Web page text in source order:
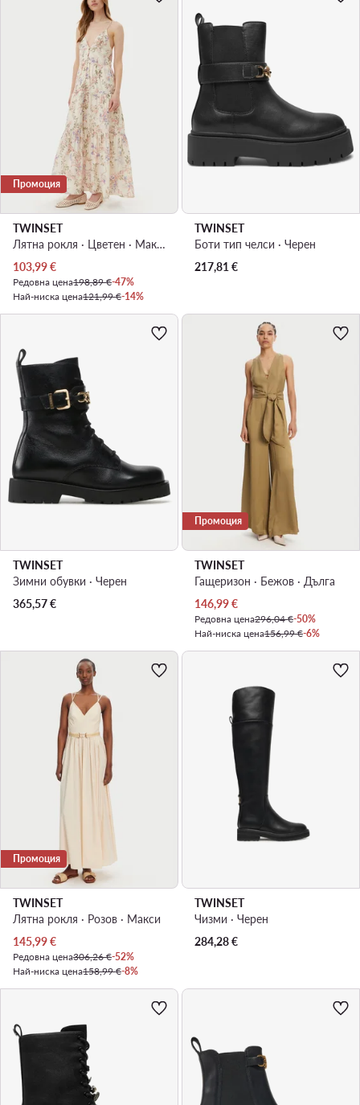
Промоция
TWINSET
Лятна рокля · Цветен · Макси
Актуална цена
103,99€
Редовна цена198,89 €-47%
Най-ниска цена121,99 €-14%
TWINSET
Боти тип челси · Черен
217,81 €
TWINSET
Зимни обувки · Черен
365,57€
Промоция
TWINSET
Гащеризон · Бежов · Дълга
Актуална цена
146,99€
Редовна цена296,04 €-50%
Най-ниска цена156,99 €-6%
Промоция
TWINSET
Лятна рокля · Розов · Макси
Актуална цена
145,99€
Редовна цена306,26 €-52%
Най-ниска цена158,99 €-8%
TWINSET
Чизми · Черен
284,28€